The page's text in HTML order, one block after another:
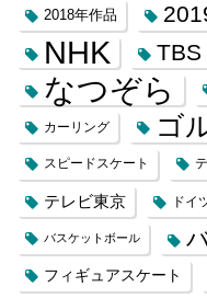
2018年作品
NHK TBS
なつぞら
カーリング ゴ
スピードスケート
テレビ東京 ドイ
バスケットボール
フィギュアスケート